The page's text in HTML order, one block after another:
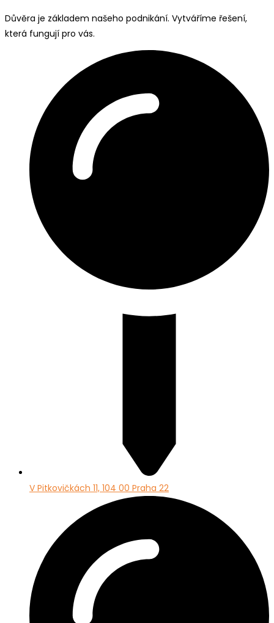
Důvěra je základem našeho podnikání. Vytváříme řešení,
která fungují pro vás.
V Pitkovičkách 11, 104 00 Praha 22